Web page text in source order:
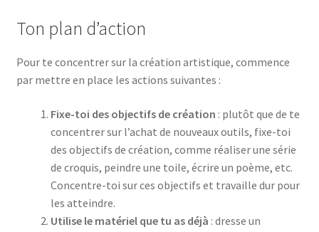
Ton plan d’action
Pour te concentrer sur la création artistique, commence
par mettre en place les actions suivantes :
Fixe-toi des objectifs de création : plutôt que de te
concentrer sur l’achat de nouveaux outils, fixe-toi
des objectifs de création, comme réaliser une série
de croquis, peindre une toile, écrire un poème, etc.
Concentre-toi sur ces objectifs et travaille dur pour
les atteindre.
Utilise le matériel que tu as déjà : dresse un